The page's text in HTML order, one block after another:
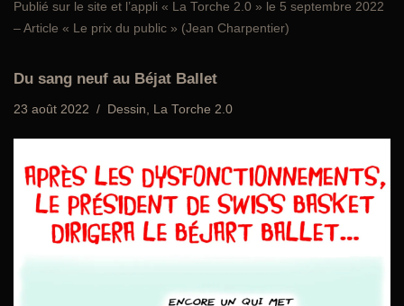
Publié sur le site et l’appli « La Torche 2.0 » le 5 septembre 2022
– Article « Le prix du public » (Jean Charpentier)
Du sang neuf au Béjat Ballet
23 août 2022 Dessin, La Torche 2.0